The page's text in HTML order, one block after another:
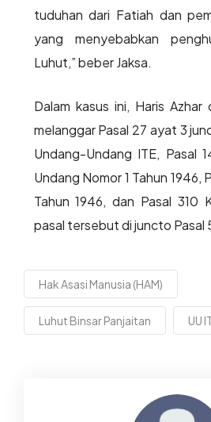
tuduhan dari Fatiah dan
yang menyebabkan
Luhut,” beber Jaksa.
Dalam kasus ini, Haris
melanggar Pasal 27 ayat 3
Undang-Undang ITE, Pasal
Undang Nomor 1 Tahun 1946,
Tahun 1946, dan Pasal 310
pasal tersebut di juncto Pasal
Hak Asasi Manusia (HAM)
Luhut Binsar Panjaitan UU